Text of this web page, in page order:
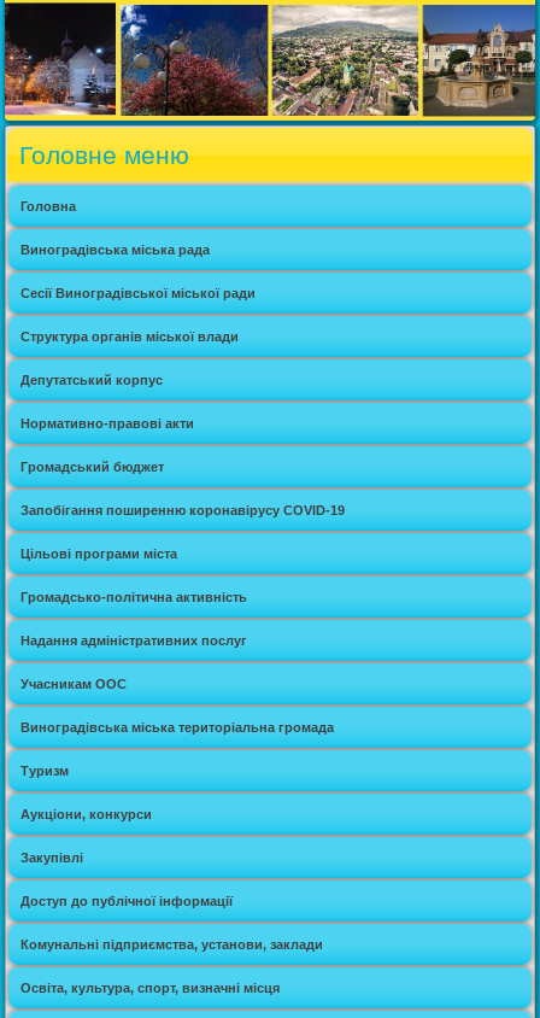
Головне меню
Головна
Виноградівська міська рада
Сесії Виноградівської міської ради
Структура органів міської влади
Депутатський корпус
Нормативно-правові акти
Громадський бюджет
Запобігання поширенню коронавірусу COVID-19
Цільові програми міста
Громадсько-політична активність
Надання адміністративних послуг
Учасникам ООС
Виноградівська міська територіальна громада
Туризм
Аукціони, конкурси
Закупівлі
Доступ до публічної інформації
Комунальні підприємства, установи, заклади
Освіта, культура, спорт, визначні місця